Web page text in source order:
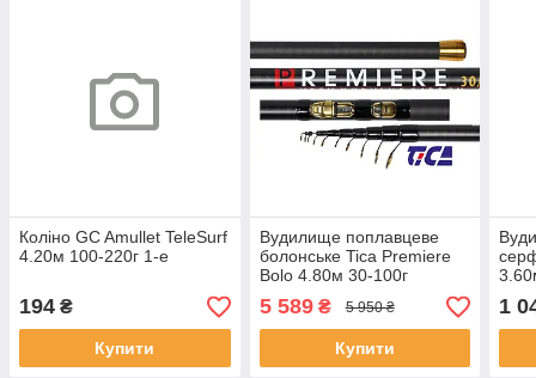
Коліно GC Amullet TeleSurf
4.20м 100-220г 1-е
194 ₴
Купити
Вудилище поплавцеве
болонське Tica Premiere
Bolo 4.80м 30-100г
5 589₴ 5 950 ₴
Купити
1